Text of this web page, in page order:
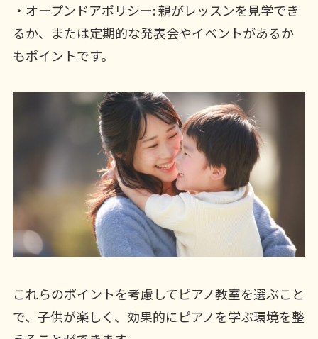
・オープンドアポリシー: 親がレッスンを見学でき
るか、または定期的な発表会やイベントがあるか
もポイントです。
これらのポイントを考慮してピアノ教室を選ぶこと
で、子供が楽しく、効果的にピアノを学ぶ環境を整